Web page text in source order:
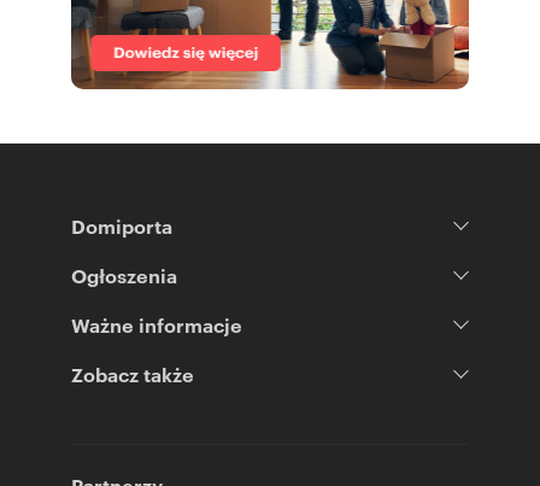
Domiporta
Ogłoszenia
Ważne informacje
Zobacz także